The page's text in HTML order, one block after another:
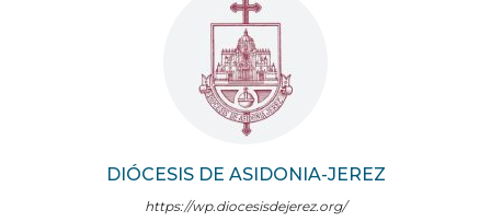
DIÓCESIS DE ASIDONIA-JEREZ
https://wp.diocesisdejerez.org/